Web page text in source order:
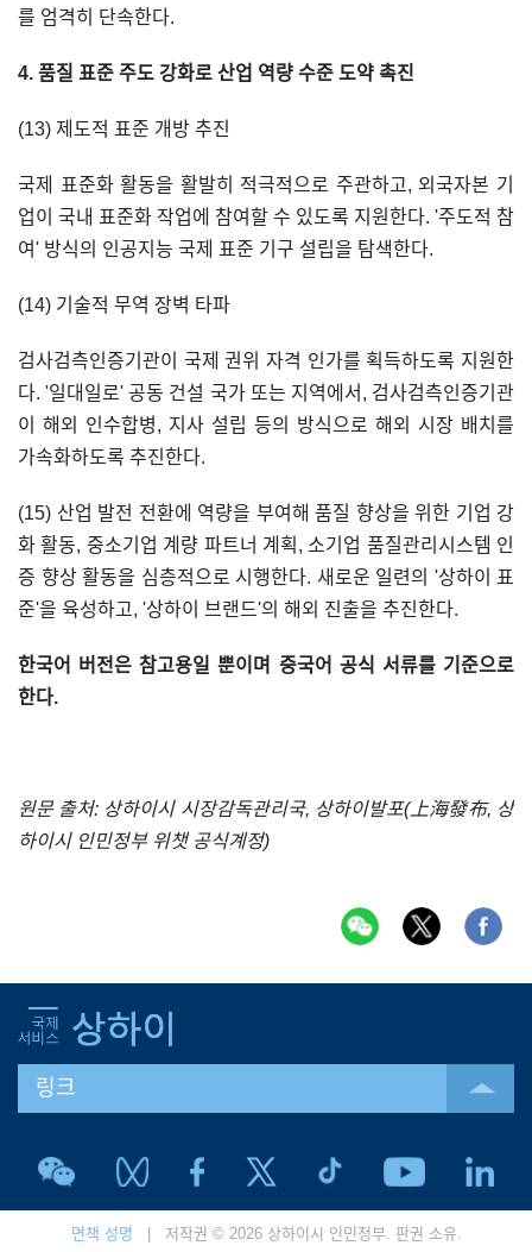
를 엄격히 단속한다.
4. 품질 표준 주도 강화로 산업 역량 수준 도약 촉진
(13) 제도적 표준 개방 추진
국제 표준화 활동을 활발히 적극적으로 주관하고, 외국자본 기
업이 국내 표준화 작업에 참여할 수 있도록 지원한다. '주도적 참
여' 방식의 인공지능 국제 표준 기구 설립을 탐색한다.
(14) 기술적 무역 장벽 타파
검사검측인증기관이 국제 권위 자격 인가를 획득하도록 지원한
다. '일대일로' 공동 건설 국가 또는 지역에서, 검사검측인증기관
이 해외 인수합병, 지사 설립 등의 방식으로 해외 시장 배치를
가속화하도록 추진한다.
(15) 산업 발전 전환에 역량을 부여해 품질 향상을 위한 기업 강
화 활동, 중소기업 계량 파트너 계획, 소기업 품질관리시스템 인
증 향상 활동을 심층적으로 시행한다. 새로운 일련의 '상하이 표
준'을 육성하고, '상하이 브랜드'의 해외 진출을 추진한다.
한국어 버전은 참고용일 뿐이며 중국어 공식 서류를 기준으로
한다.
원문 출처: 상하이시 시장감독관리국, 상하이발포(上海發布, 상
하이시 인민정부 위챗 공식계정)
링크
면책 성명 | 저작권 © 2026 상하이시 인민정부. 판권 소유.